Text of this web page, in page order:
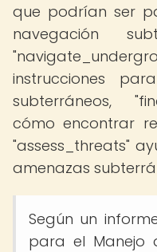
que podrían ser
navegación
instrucciones
subterráneos,
cómo encontrar
"assess_threats"
amenazas
Según un
para el Manejo